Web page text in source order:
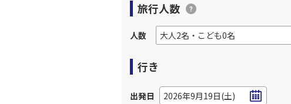
旅行人数
人数
行き
出発日 2026年9月19日(土)